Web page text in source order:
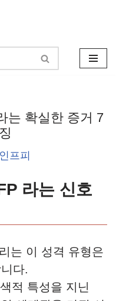
는 확실한 증거 7
프피
라는 신호
는 이 성격 유형은
다.
적 특성을 지닌